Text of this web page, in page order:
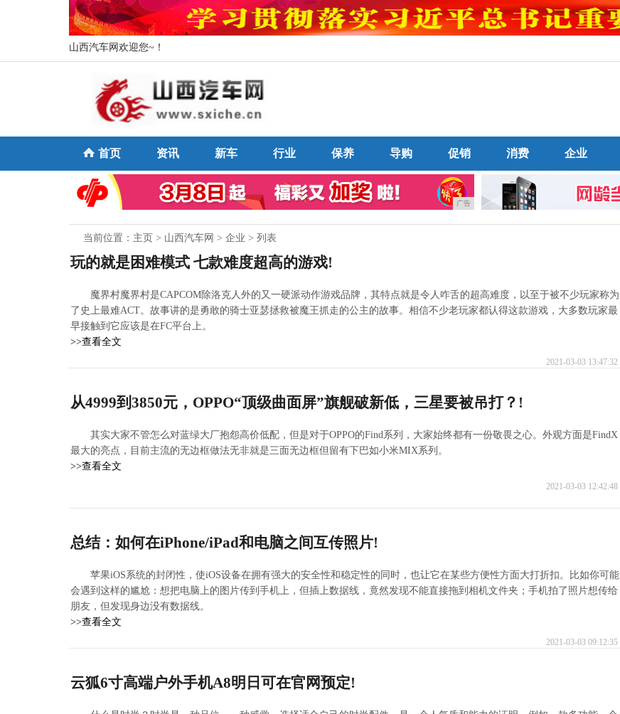
山西汽车网欢迎您~！
首页 资讯 新车 行业 保养 导购 促销 消费 企业
广告
当前位置： 主页 > 山西汽车网 > 企业 > 列表
玩的就是困难模式 七款难度超高的游戏!
魔界村魔界村是CAPCOM除洛克人外的又一硬派动作游戏品牌，其特点就是令人咋舌的超高难度，以至于被不少玩家称为
了史上最难ACT。故事讲的是勇敢的骑士亚瑟拯救被魔王抓走的公主的故事。相信不少老玩家都认得这款游戏，大多数玩家最
早接触到它应该是在FC平台上。
>>查看全文
2021-03-03 13:47:32
从4999到3850元，OPPO“顶级曲面屏”旗舰破新低，三星要被吊打？!
其实大家不管怎么对蓝绿大厂抱怨高价低配，但是对于OPPO的Find系列，大家始终都有一份敬畏之心。外观方面是FindX
最大的亮点，目前主流的无边框做法无非就是三面无边框但留有下巴如小米MIX系列。
>>查看全文
2021-03-03 12:42:48
总结：如何在iPhone/iPad和电脑之间互传照片!
苹果iOS系统的封闭性，使iOS设备在拥有强大的安全性和稳定性的同时，也让它在某些方便性方面大打折扣。比如你可能
会遇到这样的尴尬：想把电脑上的图片传到手机上，但插上数据线，竟然发现不能直接拖到相机文件夹；手机拍了照片想传给
朋友，但发现身边没有数据线。
>>查看全文
2021-03-03 09:12:35
云狐6寸高端户外手机A8明日可在官网预定!